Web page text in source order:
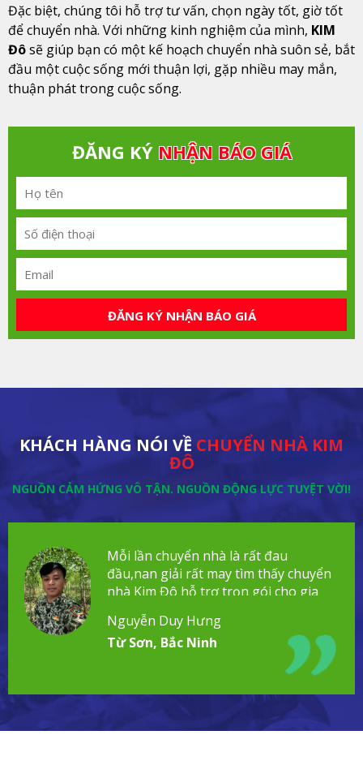
Đặc biệt, chúng tôi hỗ trợ tư vấn, chọn ngày tốt, giờ tốt
để chuyển nhà. Với những kinh nghiệm của mình, KIM
Đôsẽ giúp bạn có một kế hoạch chuyển nhà suôn sẻ, bắt
đầu một cuộc sống mới thuận lợi, gặp nhiều may mắn,
thuận phát trong cuộc sống.
ĐĂNG KÝ NHẬN BÁO GIÁ
ĐĂNG KÝ NHẬN BÁO GIÁ
KHÁCH HÀNG NÓI VỀ CHUYỂN NHÀ KIM
ĐÔ
NGUỒN CẢM HỨNG VÔ TẬN. NGUỒN ĐỘNG LỰC TUYỆT VỜI!
Mỗi lần chuyển nhà là rất đau
đầu,nan giải rất may tìm thấy chuyển
nhà Kim Đô hỗ trợ trọn gói cho gia
Nguyễn Duy Hưng
Từ Sơn, Bắc Ninh